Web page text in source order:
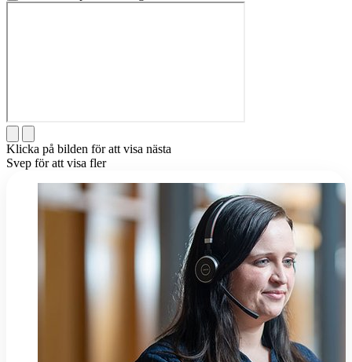
Klicka på bilden för att visa nästa
Svep för att visa fler